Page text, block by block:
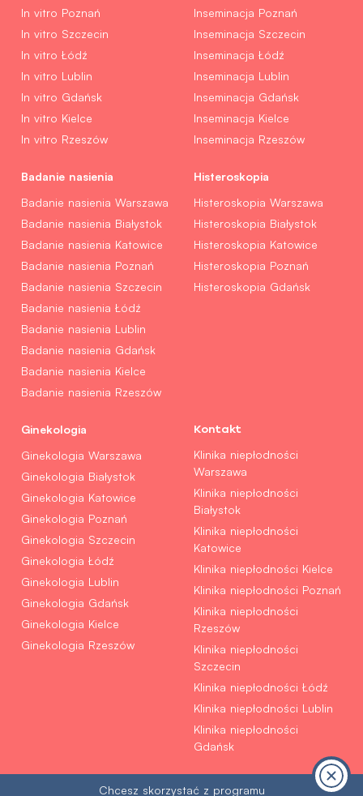
In vitro Poznań
In vitro Szczecin
In vitro Łódź
In vitro Lublin
In vitro Gdańsk
In vitro Kielce
In vitro Rzeszów
Inseminacja Poznań
Inseminacja Szczecin
Inseminacja Łódź
Inseminacja Lublin
Inseminacja Gdańsk
Inseminacja Kielce
Inseminacja Rzeszów
Badanie nasienia
Badanie nasienia Warszawa
Badanie nasienia Białystok
Badanie nasienia Katowice
Badanie nasienia Poznań
Badanie nasienia Szczecin
Badanie nasienia Łódź
Badanie nasienia Lublin
Badanie nasienia Gdańsk
Badanie nasienia Kielce
Badanie nasienia Rzeszów
Histeroskopia
Histeroskopia Warszawa
Histeroskopia Białystok
Histeroskopia Katowice
Histeroskopia Poznań
Histeroskopia Gdańsk
Ginekologia
Ginekologia Warszawa
Ginekologia Białystok
Ginekologia Katowice
Ginekologia Poznań
Ginekologia Szczecin
Ginekologia Łódź
Ginekologia Lublin
Ginekologia Gdańsk
Ginekologia Kielce
Ginekologia Rzeszów
Kontakt
Klinika niepłodności
Warszawa
Klinika niepłodności
Białystok
Klinika niepłodności
Katowice
Klinika niepłodności Kielce
Klinika niepłodności Poznań
Klinika niepłodności
Rzeszów
Klinika niepłodności
Szczecin
Klinika niepłodności Łódź
Klinika niepłodności Lublin
Klinika niepłodności
Gdańsk
Chcesz skorzystać z programu